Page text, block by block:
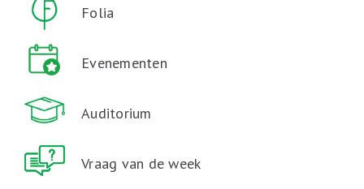
Folia
Evenementen
Auditorium
Vraag van de week